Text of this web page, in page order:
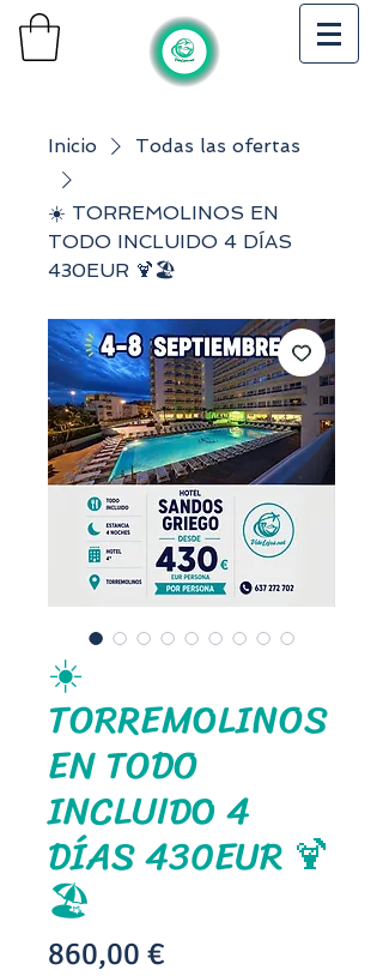
Inicio Todas las ofertas
☀️ TORREMOLINOS EN
TODO INCLUIDO 4 DÍAS
430EUR 🍹🏖️
☀️
TORREMOLINOS
EN TODO
INCLUIDO 4
DÍAS 430EUR 🍹
🏖️
860,00 €